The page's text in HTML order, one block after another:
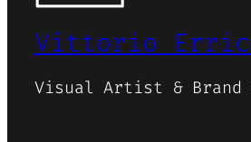
Vittorio
Visual Artist &